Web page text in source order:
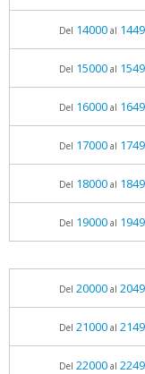
Del 14000al
Del 15000al
Del 16000al
Del 17000al
Del 18000al
Del 19000al
Del 20000al
Del 21000al
Del 22000al